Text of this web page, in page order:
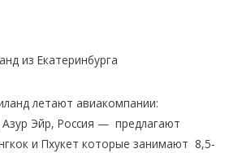
из Екатеринбурга
летают авиакомпании:
Эйр, Россия — предлагают
и Пхукет которые занимают 8,5-